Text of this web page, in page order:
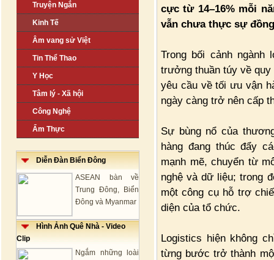
Truyện Ngắn
Kinh Tế
Âm vang sử Việt
Tin Thể Thao
Y Học
Tâm lý - Xã hội
Công Nghệ
Ẩm Thực
Diễn Đàn Biển Đông
ASEAN bàn về
Trung Đông, Biển
Đông và Myanmar
Hình Ảnh Quê Nhà - Video
Clip
Ngắm những loài
cực từ 14–16% mỗi
vẫn chưa thực sự
Trong bối cảnh ngành
trưởng thuần túy về
yêu cầu về tối ưu vận
ngày càng trở nên cấp
Sự bùng nổ của
hàng đang thúc đẩy
mạnh mẽ, chuyển từ
nghệ và dữ liệu; trong
một công cụ hỗ trợ
diện của tổ chức.
Logistics hiện không
từng bước trở thành